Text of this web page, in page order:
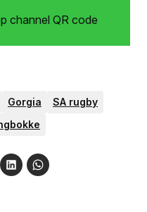
Gorgia
SA rugby